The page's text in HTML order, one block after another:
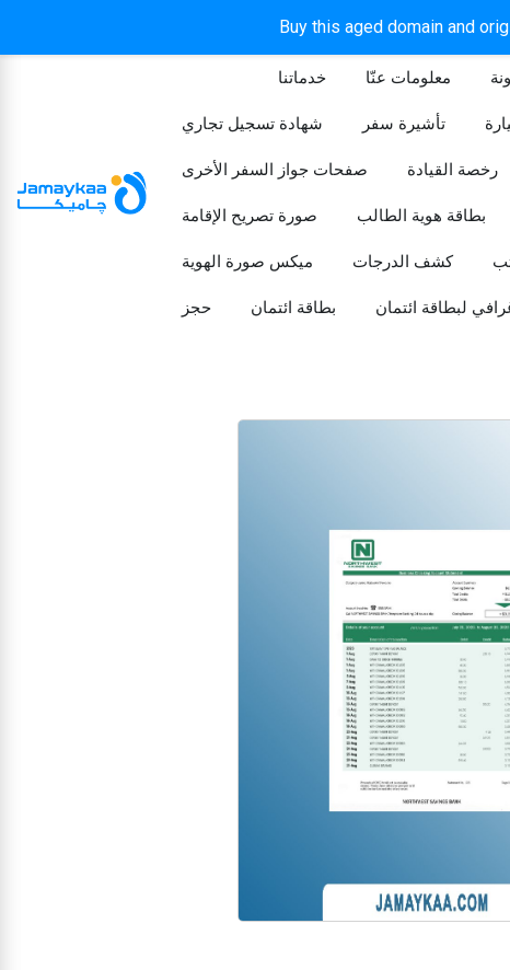
Buy this aged domain and
خدماتنا معلومات عنّا
شهادة تسجيل تجاري تأشيرة سفر
صفحات جواز السفر الأخرى رخصة القيادة
صورة تصريح الإقامة بطاقة هوية الطالب
ميكس صورة الهوية كشف الدرجات
حجز بطاقة ائتمان لبطاقة ائتمان